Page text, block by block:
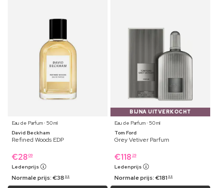
Eau de Parfum ⋅ 50 ml
David Beckham
Refined Woods EDP
€28 09
Ledenprijs
Normale prijs:€38 99
BIJNA UITVERKOCHT
Eau de Parfum ⋅ 50 ml
Tom Ford
Grey Vetiver Parfum
€118 29
Ledenprijs
Normale prijs:€181 99